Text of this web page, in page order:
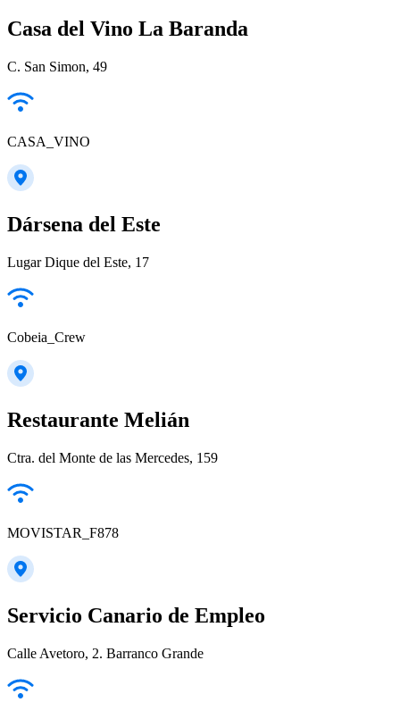
Casa del Vino La Baranda
C. San Simon, 49
CASA_VINO
Dársena del Este
Lugar Dique del Este, 17
Cobeia_Crew
Restaurante Melián
Ctra. del Monte de las Mercedes, 159
MOVISTAR_F878
Servicio Canario de Empleo
Calle Avetoro, 2. Barranco Grande